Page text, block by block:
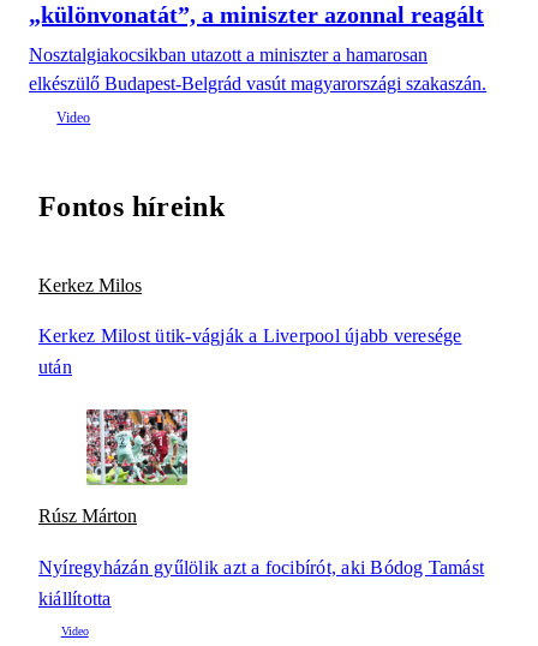
„különvonatát”, a miniszter azonnal reagált
Nosztalgiakocsikban utazott a miniszter a hamarosan
elkészülő Budapest-Belgrád vasút magyarországi szakaszán.
Fontos híreink
Kerkez Milos
Kerkez Milost ütik-vágják a Liverpool újabb veresége
után
Rúsz Márton
Nyíregyházán gyűlölik azt a focibírót, aki Bódog Tamást
kiállította